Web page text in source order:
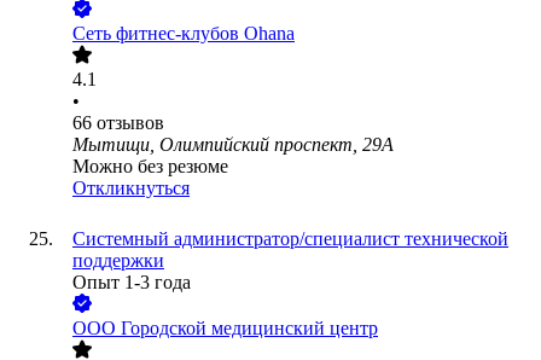
Сеть фитнес-клубов Ohana
4.1
•
66 отзывов
Мытищи, Олимпийский проспект, 29А
Можно без резюме
Откликнуться
Системный администратор/специалист технической
поддержки
Опыт 1-3 года
ООО Городской медицинский центр